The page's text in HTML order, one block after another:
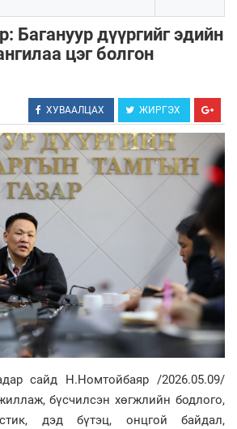
Багануур дүүргийг эдийн
цэг болгон
ХУВААЛЦАХ ЖИРГЭХ
сайд Н.Номтойбаяр /2026.05.09/
бүсчилсэн хөгжлийн бодлого,
дэд бүтэц, онцгой байдал,